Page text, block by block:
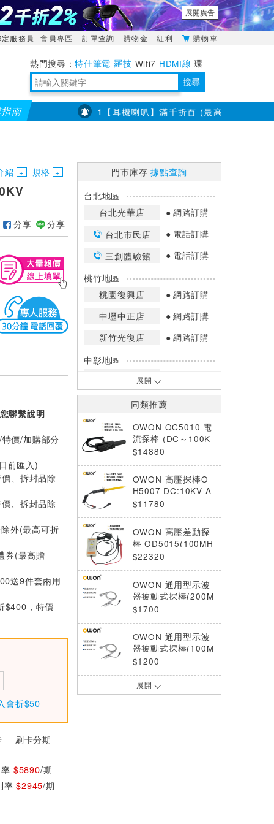
展開廣告
定服務員 會員專區 訂單查詢 購物金 紅利 購物車
特仕筆電 羅技 Wifi7 HDMI線 環
境量測 明緯POWER 搜尋
南 7/23~8/31【耳機喇叭】滿千折百 (最高折3百) 部分品
紹 規格
分享 分享
聯繫說明
價/加購部分
前匯入)
、拆封品除
、拆封品除
外(最高可折
券(最高贈
送9件套兩用
$400，特價
會折$50
刷卡分期
$5890/期
率$2945/期
門市庫存據點查詢
台北地區
台北光華店
網路訂購
台北市民店
電話訂購
三創體驗館
電話訂購
桃竹地區
桃園復興店
網路訂購
中壢中正店
網路訂購
新竹光復店
網路訂購
中彰地區
台中英才店
嘉南地區
高雄鳳山店
網路訂購
(1~2)、現貨充足(3以上)。
*門市庫存以店內實際數量為準，可使
用專人服務或撥打門市電話洽詢。
展開
同類推薦
OWON OC5010 電
流探棒 (DC～100K
Hz/0.05～100A)
$14880
OWON 高壓探棒O
H5007 DC:10KV A
C(rms):7KVVpp:20
$11780
OWON 高壓差動探
棒 OD5015(100MH
z/1500V:150V)
$22320
OWON 通用型示波
器被動式探棒(200M
Hz/10:1)
$1700
OWON 通用型示波
器被動式探棒(100M
Hz/10:1)
$1200
OWON 通用型示波
展開